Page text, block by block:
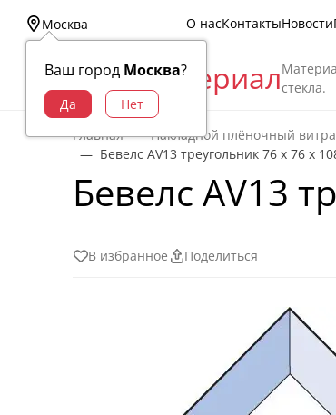
Москва
Ваш город Москва?
О насКонтактыНовости
Витраж Материалстекла.
Главная Накладной плёночный
Бевелс AV13 треугольник 76 х 76 х
Бевелс AV13
В избранное Поделиться